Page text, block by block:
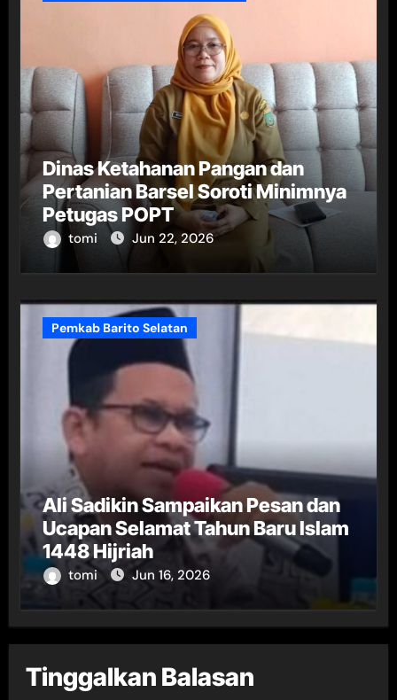
Dinas Ketahanan Pangan dan
Pertanian Barsel Soroti Minimnya
Petugas POPT
tomi Jun 22, 2026
Pemkab Barito Selatan
Ali Sadikin Sampaikan Pesan dan
Ucapan Selamat Tahun Baru Islam
1448 Hijriah
tomi Jun 16, 2026
Tinggalkan Balasan